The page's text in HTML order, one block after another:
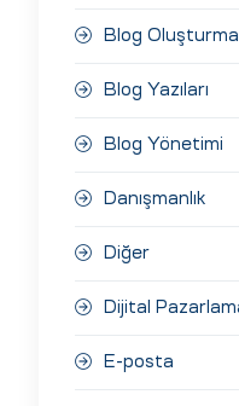
Blog Oluşturma
Blog Yazıları
Blog Yönetimi
Danışmanlık
Diğer
Dijital
E-posta